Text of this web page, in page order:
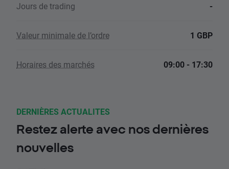
Jours de trading -
Valeur minimale de l’ordre 1 GBP
Horaires des marchés 09:00 - 17:30
DERNIÈRES ACTUALITES
Restez alerte avec nos dernières
nouvelles